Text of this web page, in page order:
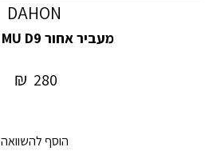
DAHON
מעביר אחור DAHON MU D9
280
₪
הוסף להשוואה